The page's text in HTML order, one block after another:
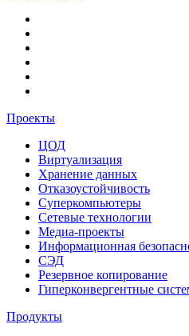
Проекты
ЦОД
Виртуализация
Хранение данных
Отказоустойчивость
Суперкомпьютеры
Сетевые технологии
Медиа-проекты
Информационная
СЭД
Резервное копирование
Гиперконвергентные
Продукты